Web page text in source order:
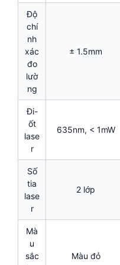
Độ
chí
nh
xác
đo
lườ
ng
± 1.5mm
Đi-
ốt
lase
r
635nm, < 1mW
Số
tia
lase
r
2 lớp
Mà
u
sắc
Màu đỏ